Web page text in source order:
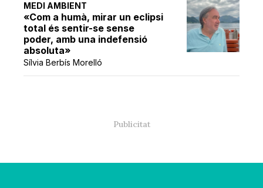
MEDI AMBIENT
«Com a humà, mirar un eclipsi
total és sentir-se sense
poder, amb una indefensió
absoluta»
Sílvia Berbís Morelló